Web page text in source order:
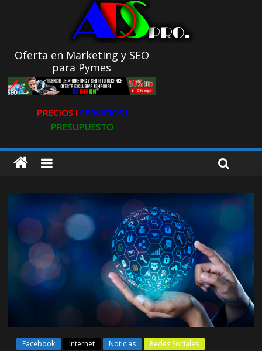
Oferta en Marketing y SEO
para Pymes
PRECIOS ǀ SERVICIOS ǀ
PRESUPUESTO
Facebook Internet Noticias Redes Sociales